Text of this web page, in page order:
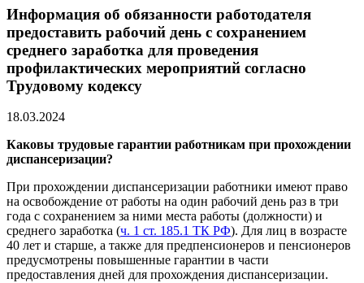
Информация об обязанности работодателя
предоставить рабочий день с сохранением
среднего заработка для проведения
профилактических мероприятий согласно
Трудовому кодексу
18.03.2024
Каковы трудовые гарантии работникам при прохождении
диспансеризации?
При прохождении диспансеризации работники имеют право
на освобождение от работы на один рабочий день раз в три
года с сохранением за ними места работы (должности) и
среднего заработка (ч. 1 ст. 185.1 ТК РФ). Для лиц в возрасте
40 лет и старше, а также для предпенсионеров и пенсионеров
предусмотрены повышенные гарантии в части
предоставления дней для прохождения диспансеризации.